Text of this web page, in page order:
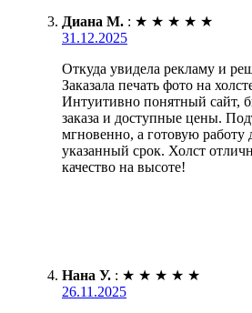
Диана М. : ★ ★ ★ ★ ★
31.12.2025
Откуда увидела рекламу и
Заказала печать фото на
Интуитивно понятный сайт,
заказа и доступные цены.
мгновенно, а готовую работу
указанный срок. Холст
качество на высоте!
Нана У. : ★ ★ ★ ★ ★
26.11.2025